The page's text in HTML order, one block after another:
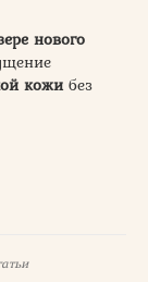
нового
кожибез